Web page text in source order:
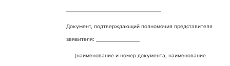
Документ, подтверждающий полномочия представителя
заявителя: _________________
(наименование и номер документа, наименование